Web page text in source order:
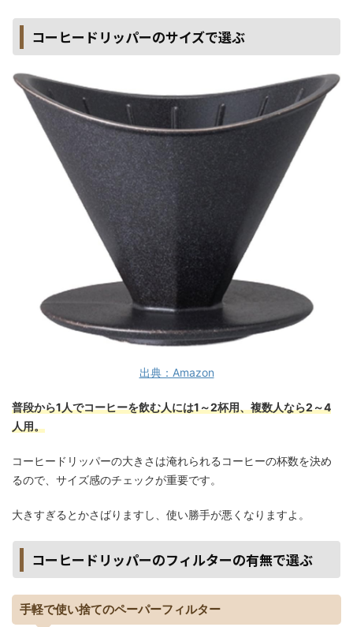
コーヒードリッパーのサイズで選ぶ
出典：Amazon
普段から1人でコーヒーを飲む人には1～2杯用、複数人なら2～4
人用。
コーヒードリッパーの大きさは淹れられるコーヒーの杯数を決め
るので、サイズ感のチェックが重要です。
大きすぎるとかさばりますし、使い勝手が悪くなりますよ。
コーヒードリッパーのフィルターの有無で選ぶ
手軽で使い捨てのペーパーフィルター